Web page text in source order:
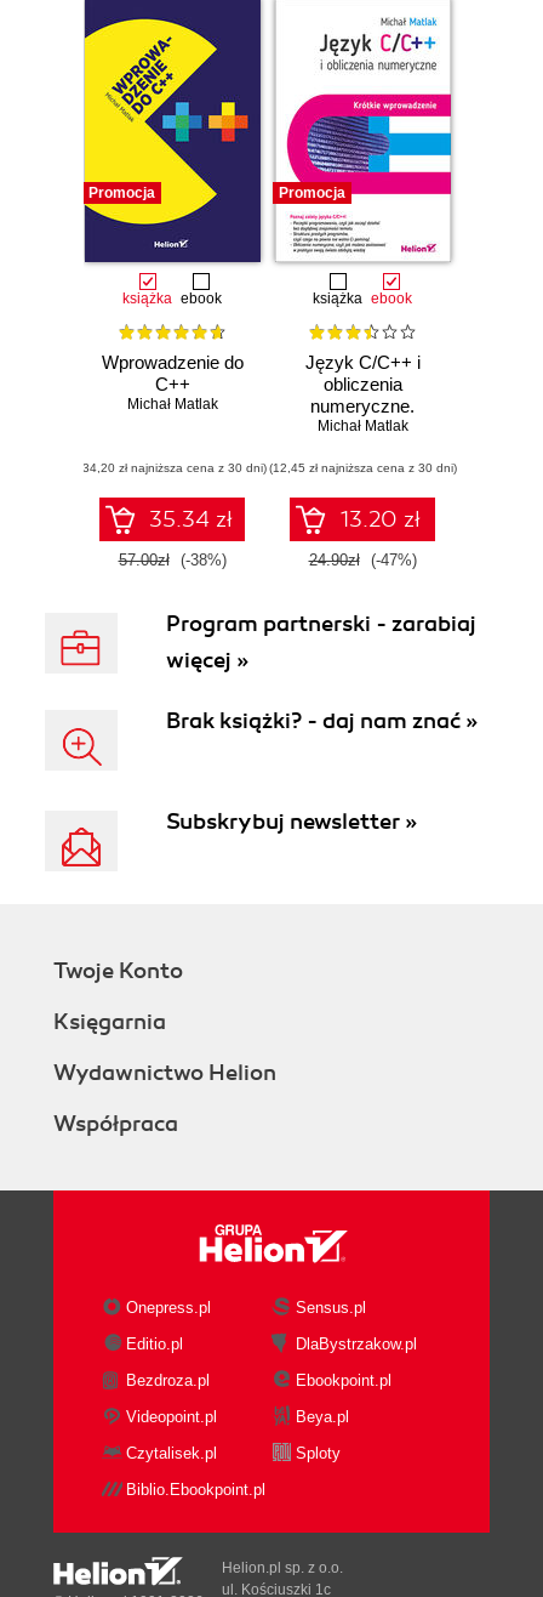
Promocja
książka ebook
Wprowadzenie do
C++
Michał Matlak
(34,20 zł najniższa cena z 30 dni)
35.34 zł
57.00zł (-38%)
Promocja
książka ebook
Język C/C++ i
obliczenia
numeryczne.
Krótkie
Michał Matlak
(12,45 zł najniższa cena z 30 dni)
13.20 zł
24.90zł (-47%)
Program partnerski - zarabiaj
więcej »
Brak książki? - daj nam znać »
Subskrybuj newsletter »
Twoje Konto
Księgarnia
Wydawnictwo Helion
Współpraca
Onepress.pl
Sensus.pl
Editio.pl
DlaBystrzakow.pl
Bezdroza.pl
Ebookpoint.pl
Videopoint.pl
Beya.pl
Czytalisek.pl
Sploty
Biblio.Ebookpoint.pl
Helion.pl sp. z o.o.
ul. Kościuszki 1c